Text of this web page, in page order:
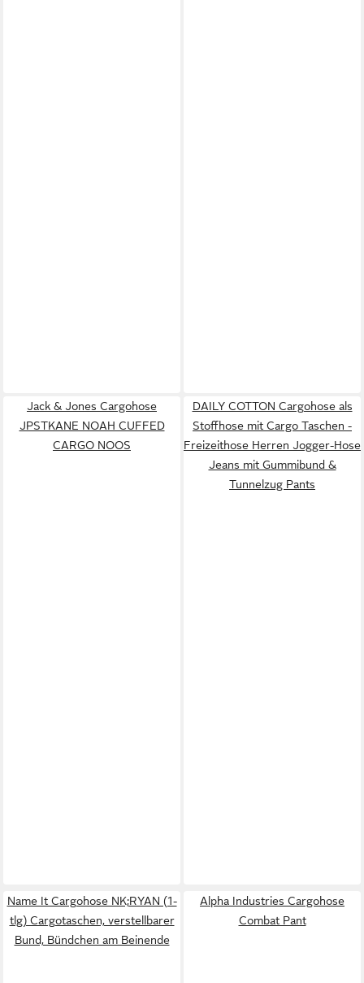
Jack & Jones Cargohose
JPSTKANE NOAH CUFFED
CARGO NOOS
DAILY COTTON Cargohose als
Stoffhose mit Cargo Taschen -
Freizeithose Herren Jogger-Hose
Jeans mit Gummibund &
Tunnelzug Pants
Name It Cargohose NK;RYAN (1-
tlg) Cargotaschen, verstellbarer
Bund, Bündchen am Beinende
Alpha Industries Cargohose
Combat Pant